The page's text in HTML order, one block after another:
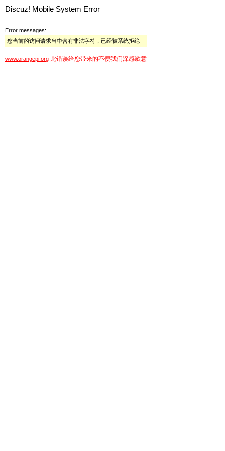
Discuz! Mobile System Error
Error messages:
您当前的访问请求当中含有非法字符，已经被系统拒绝
www.orangepi.org 此错误给您带来的不便我们深感歉意